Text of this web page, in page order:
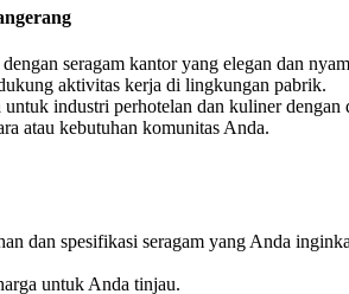
seragam kantor yang elegan dan
aktivitas kerja di lingkungan pabrik.
untuk industri perhotelan dan kuliner
atau kebutuhan komunitas Anda.
dan spesifikasi seragam yang Anda
untuk Anda tinjau.